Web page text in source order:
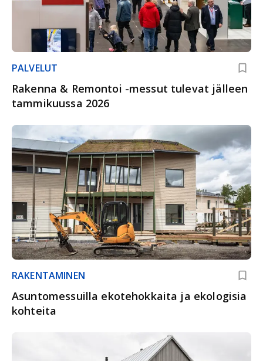
PALVELUT
Rakenna & Remontoi -messut tulevat jälleen
tammikuussa 2026
RAKENTAMINEN
Asuntomessuilla ekotehokkaita ja ekologisia
kohteita